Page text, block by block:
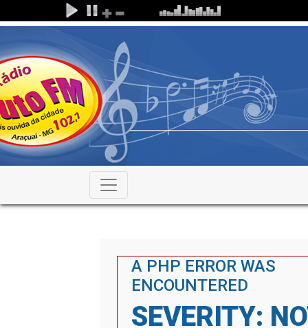
A PHP ERROR WAS
ENCOUNTERED
SEVERITY: